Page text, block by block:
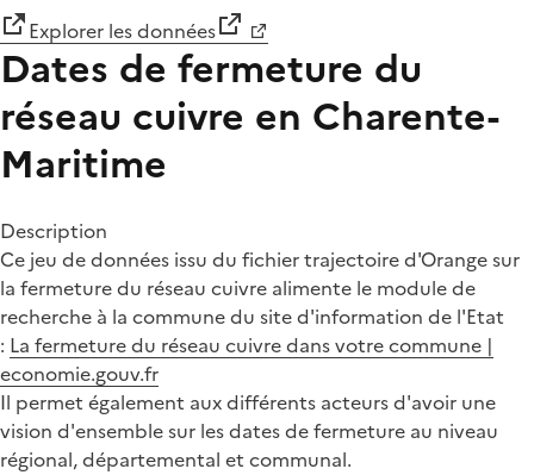
Explorer les données
Dates de fermeture du
réseau cuivre en Charente-
Maritime
Description
Ce jeu de données issu du fichier trajectoire d'Orange sur
la fermeture du réseau cuivre alimente le module de
recherche à la commune du site d'information de l'Etat
: La fermeture du réseau cuivre dans votre commune |
economie.gouv.fr
Il permet également aux différents acteurs d'avoir une
vision d'ensemble sur les dates de fermeture au niveau
régional, départemental et communal.